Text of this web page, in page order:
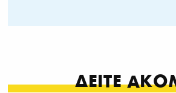
ΔΕΙΤΕ